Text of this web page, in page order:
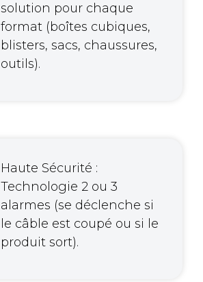
solution pour chaque
format (boîtes cubiques,
blisters, sacs, chaussures,
outils).
Haute Sécurité :
Technologie 2 ou 3
alarmes (se déclenche si
le câble est coupé ou si le
produit sort).